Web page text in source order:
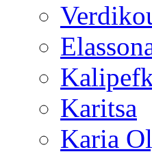
Karitsa
Karia